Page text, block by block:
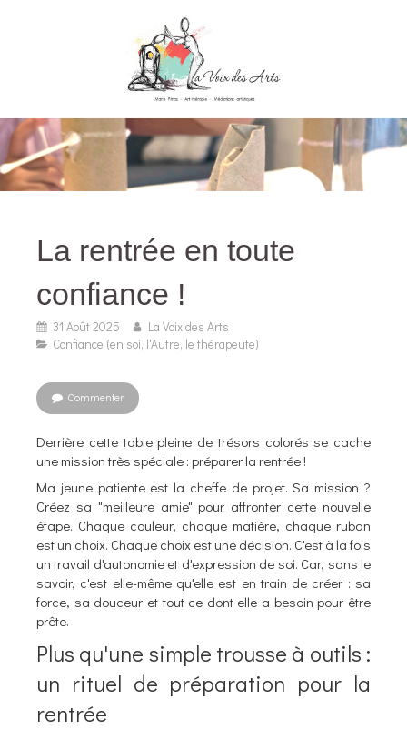
La rentrée en toute
confiance !
31 Août 2025
La Voix des Arts
Confiance (en soi, l'Autre, le thérapeute)
Commenter
Derrière cette table pleine de trésors colorés se cache
une mission très spéciale : préparer la rentrée !
Ma jeune patiente est la cheffe de projet. Sa mission ?
Créez sa "meilleure amie" pour affronter cette nouvelle
étape. Chaque couleur, chaque matière, chaque ruban
est un choix. Chaque choix est une décision. C'est à la fois
un travail d'autonomie et d'expression de soi. Car, sans le
savoir, c'est elle-même qu'elle est en train de créer : sa
force, sa douceur et tout ce dont elle a besoin pour être
prête.
Plus qu'une simple trousse à outils :
un rituel de préparation pour la
rentrée